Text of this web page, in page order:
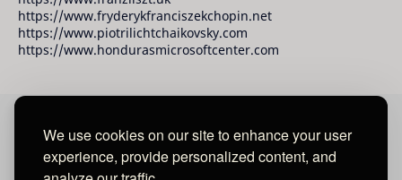
We use cookies on our site to enhance your user
experience, provide personalized content, and
https://www.fryderykfranciszekchopin.net
https://www.piotrilichtchaikovsky.com
https://www.hondurasmicrosoftcenter.com
David Raudales Publishing LLC